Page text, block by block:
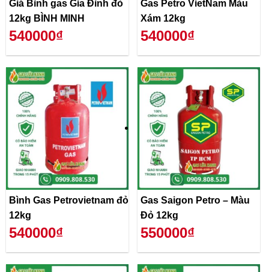
Giá Bình gas Gia Đình đỏ
12kg BÌNH MINH
540000₫
Gas Petro VietNam Màu
Xám 12kg
540000₫
Bình Gas Petrovietnam đỏ
12kg
540000₫
Gas Saigon Petro – Màu
Đỏ 12kg
550000₫